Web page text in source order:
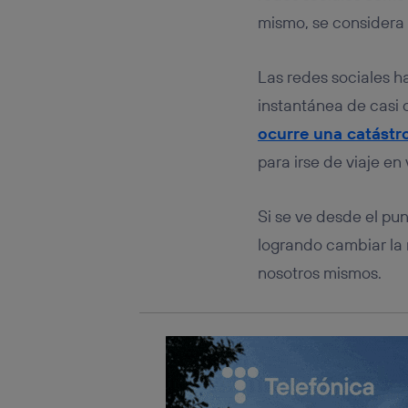
mismo, se
Las redes sociales
instantánea de casi
ocurre una
para irse de viaje
Si se ve desde el
logrando cambiar la
nosotros mismos.
conecte
Puedes